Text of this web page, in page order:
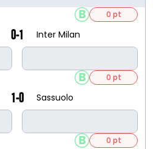
Inter Milan
0-1
0 pt
Sassuolo
1-0
0 pt
0 pt